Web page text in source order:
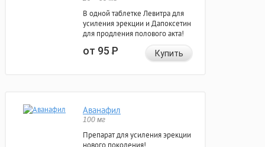
В одной таблетке Левитра для
усиления эрекции и Дапоксетин
для продления полового акта!
от 95Р Купить
Аванафил
100 мг
Препарат для усиления эрекции